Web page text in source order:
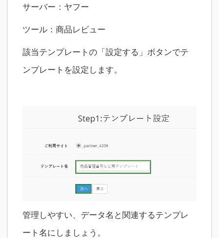
サーバー：ヤフー
ツール：商品レビュー
該当テンプレートの「設定する」ボタンでテ
ンプレートを設定します。
管理しやすい、データ名と関連するテンプレ
ート名にしましょう。